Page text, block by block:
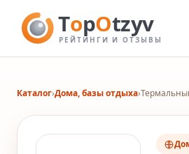
Каталог›Дома, базы отдыха›